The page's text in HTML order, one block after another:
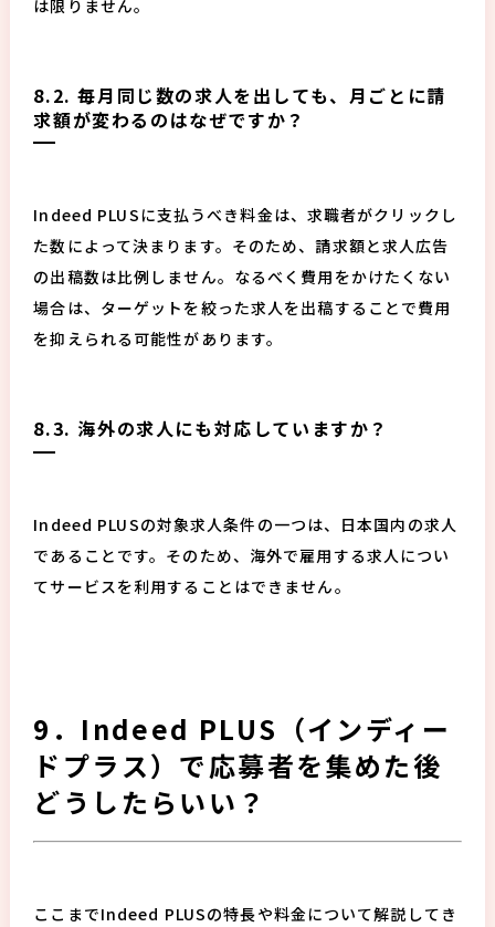
は限りません。
8.2. 毎月同じ数の求人を出しても、月ごとに請
求額が変わるのはなぜですか？
Indeed PLUSに支払うべき料金は、求職者がクリックし
た数によって決まります。そのため、請求額と求人広告
の出稿数は比例しません。なるべく費用をかけたくない
場合は、ターゲットを絞った求人を出稿することで費用
を抑えられる可能性があります。
8.3. 海外の求人にも対応していますか？
Indeed PLUSの対象求人条件の一つは、日本国内の求人
であることです。そのため、海外で雇用する求人につい
てサービスを利用することはできません。
9．Indeed PLUS（インディー
ドプラス）で応募者を集めた後
どうしたらいい？
ここまでIndeed PLUSの特長や料金について解説してき